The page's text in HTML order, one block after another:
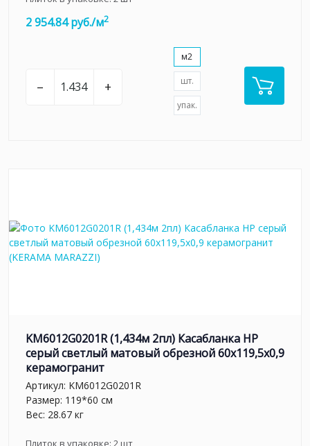
2 954.84 руб./м2
– +
м2
шт.
упак.
KM6012G0201R (1,434м 2пл) Касабланка HP
серый светлый матовый обрезной 60x119,5x0,9
керамогранит
Артикул: KM6012G0201R
Размер: 119*60 см
Вес: 28.67 кг
Плиток в упаковке: 2 шт